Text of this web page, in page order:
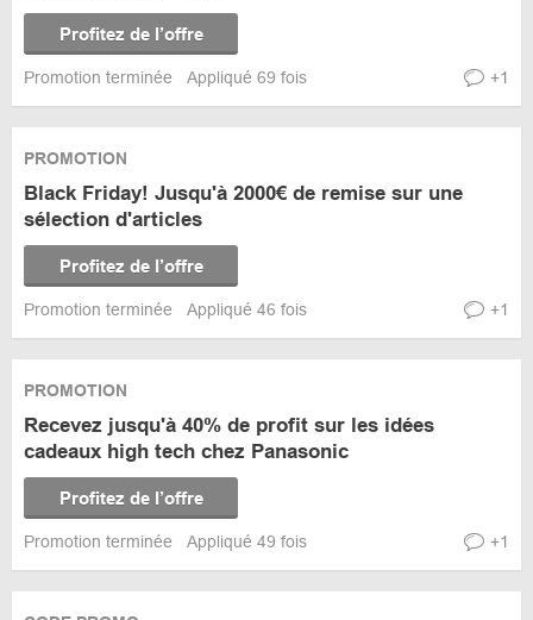
Profitez de l’offre
Promotion terminée Appliqué 69 fois +1
PROMOTION
Black Friday! Jusqu'à 2000€ de remise sur une
sélection d'articles
Profitez de l’offre
Promotion terminée Appliqué 46 fois +1
PROMOTION
Recevez jusqu'à 40% de profit sur les idées
cadeaux high tech chez Panasonic
Profitez de l’offre
Promotion terminée Appliqué 49 fois +1